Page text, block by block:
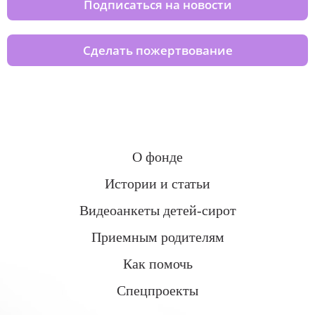
Подписаться на новости
Сделать пожертвование
О фонде
Истории и статьи
Видеоанкеты детей-сирот
Приемным родителям
Как помочь
Спецпроекты